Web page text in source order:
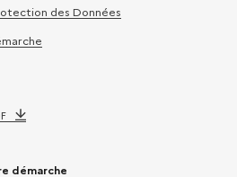
des Données
démarche